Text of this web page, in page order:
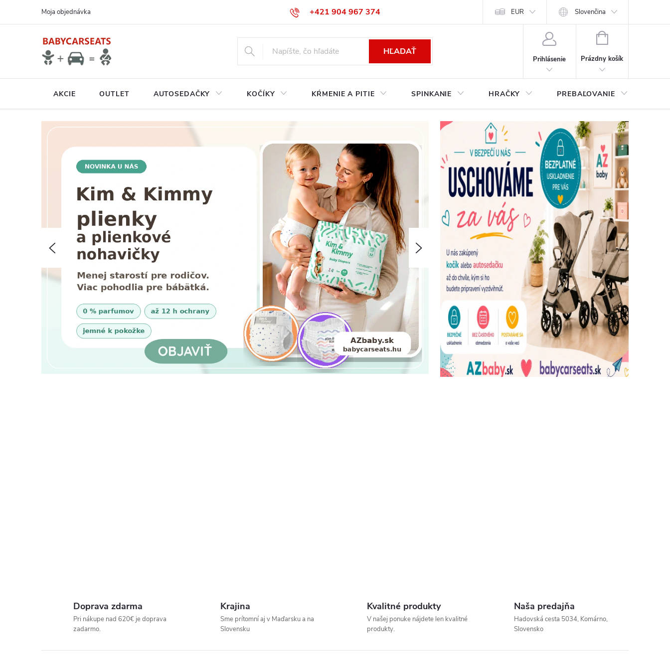
+421 904 967 374‬
info@babycarseats.sk
Moja objednávka EUR Slovenčina
HĽADAŤ
Prihlásenie
NÁKUPNÝ
Prázdny košík
AKCIE OUTLET AUTOSEDAČKY KOČÍKY KŔMENIE A PITIE SPINKANIE HRAČKY PREBAĽOVANIE
N
T
V
U
Predchádzajúce Nasledujúce
Doprava zdarma
Pri nákupe nad 620€ je doprava
zadarmo.
Krajina
Sme prítomní aj v Maďarsku a na
Slovensku
Kvalitné produkty
V našej ponuke nájdete len kvalitné
produkty.
Naša predajňa
Hadovská cesta 5034, Komárno,
Slovensko